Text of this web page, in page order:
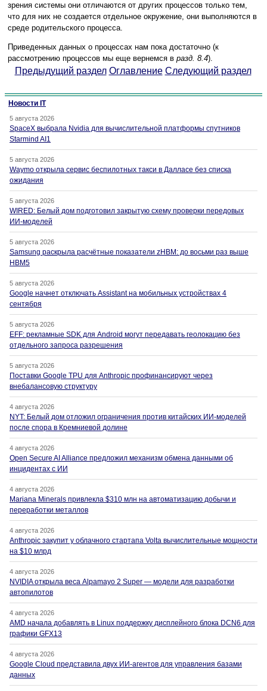
зрения системы они отличаются от других процессов только тем,
что для них не создается отдельное окружение, они выполняются в
среде родительского процесса.
Приведенных данных о процессах нам пока достаточно (к
рассмотрению процессов мы еще вернемся в разд. 8.4).
Предыдущий раздел Оглавление Следующий раздел
Новости IT
5 августа 2026
SpaceX выбрала Nvidia для вычислительной платформы спутников
Starmind AI1
5 августа 2026
Waymo открыла сервис беспилотных такси в Далласе без списка
ожидания
5 августа 2026
WIRED: Белый дом подготовил закрытую схему проверки передовых
ИИ-моделей
5 августа 2026
Samsung раскрыла расчётные показатели zHBM: до восьми раз выше
HBM5
5 августа 2026
Google начнет отключать Assistant на мобильных устройствах 4
сентября
5 августа 2026
EFF: рекламные SDK для Android могут передавать геолокацию без
отдельного запроса разрешения
5 августа 2026
Поставки Google TPU для Anthropic профинансируют через
внебалансовую структуру
4 августа 2026
NYT: Белый дом отложил ограничения против китайских ИИ-моделей
после спора в Кремниевой долине
4 августа 2026
Open Secure AI Alliance предложил механизм обмена данными об
инцидентах с ИИ
4 августа 2026
Mariana Minerals привлекла $310 млн на автоматизацию добычи и
переработки металлов
4 августа 2026
Anthropic закупит у облачного стартапа Volta вычислительные мощности
на $10 млрд
4 августа 2026
NVIDIA открыла веса Alpamayo 2 Super — модели для разработки
автопилотов
4 августа 2026
AMD начала добавлять в Linux поддержку дисплейного блока DCN6 для
графики GFX13
4 августа 2026
Google Cloud представила двух ИИ-агентов для управления базами
данных